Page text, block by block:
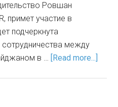
Ровшан
примет участие в
подчеркнута
сотрудничества между
в … [Read more...]